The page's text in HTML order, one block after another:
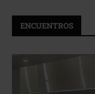
ENCUENTROS